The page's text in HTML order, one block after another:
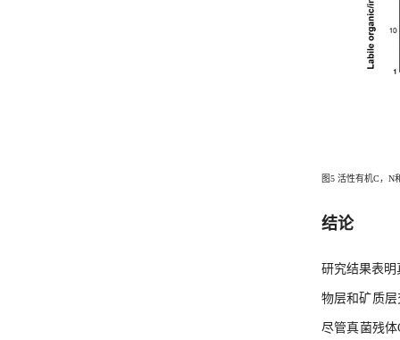
图5 活性有机C，N
结论
研究结果表
物层和矿质
尽管真菌残